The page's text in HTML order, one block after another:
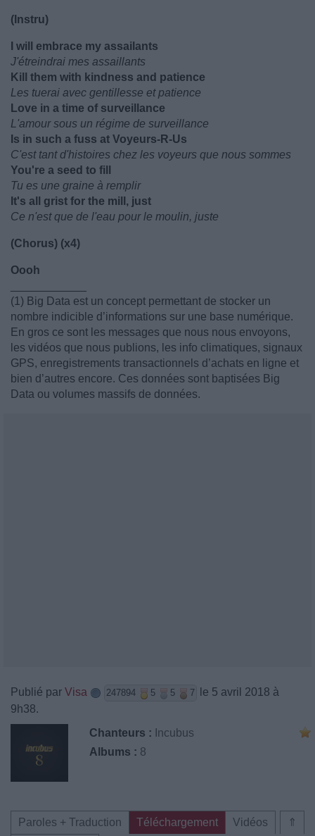
(Instru)
I will embrace my assailants
J'étreindrai mes assaillants
Kill them with kindness and patience
Les tuerai avec gentillesse et patience
Love in a time of surveillance
L'amour sous un régime de surveillance
Is in such a fuss at Voyeurs-R-Us
C'est tant d'histoires chez les voyeurs que nous sommes
You're a seed to fill
Tu es une graine à remplir
It's all grist for the mill, just
Ce n'est que de l'eau pour le moulin, juste
(Chorus) (x4)
Oooh
(1) Big Data est un concept permettant de stocker un
nombre indicible d’informations sur une base numérique.
En gros ce sont les messages que nous nous envoyons,
les vidéos que nous publions, les info climatiques, signaux
GPS, enregistrements transactionnels d’achats en ligne et
bien d’autres encore. Ces données sont baptisées Big
Data ou volumes massifs de données.
Publié par Visa 247894 5 5 7
le 5 avril 2018 à
9h38.
Chanteurs : Incubus
Albums : 8
⇑
Paroles + Traduction Téléchargement Vidéos